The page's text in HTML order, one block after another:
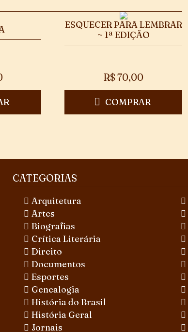
ESQUECER PARA LEMBRAR
~ 1ª EDIÇÃO
R$ 70,00
COMPRAR
CATEGORIAS
Arquitetura
Artes
Biografias
Crítica Literária
Direito
Documentos
Esportes
Genealogia
História do Brasil
História Geral
Jornais